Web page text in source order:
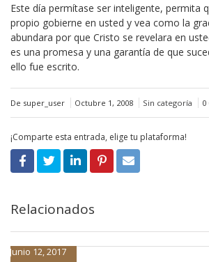
Este día permítase ser inteligente, permita
propio gobierne en usted y vea como la
abundara por que Cristo se revelara en
es una promesa y una garantía de que
ello fue escrito.
De super_user Octubre 1, 2008 Sin categoría 0
¡Comparte esta entrada, elige tu plataforma!
Relacionados
Junio 12, 2017